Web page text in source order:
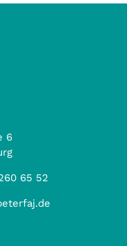
6
65 52